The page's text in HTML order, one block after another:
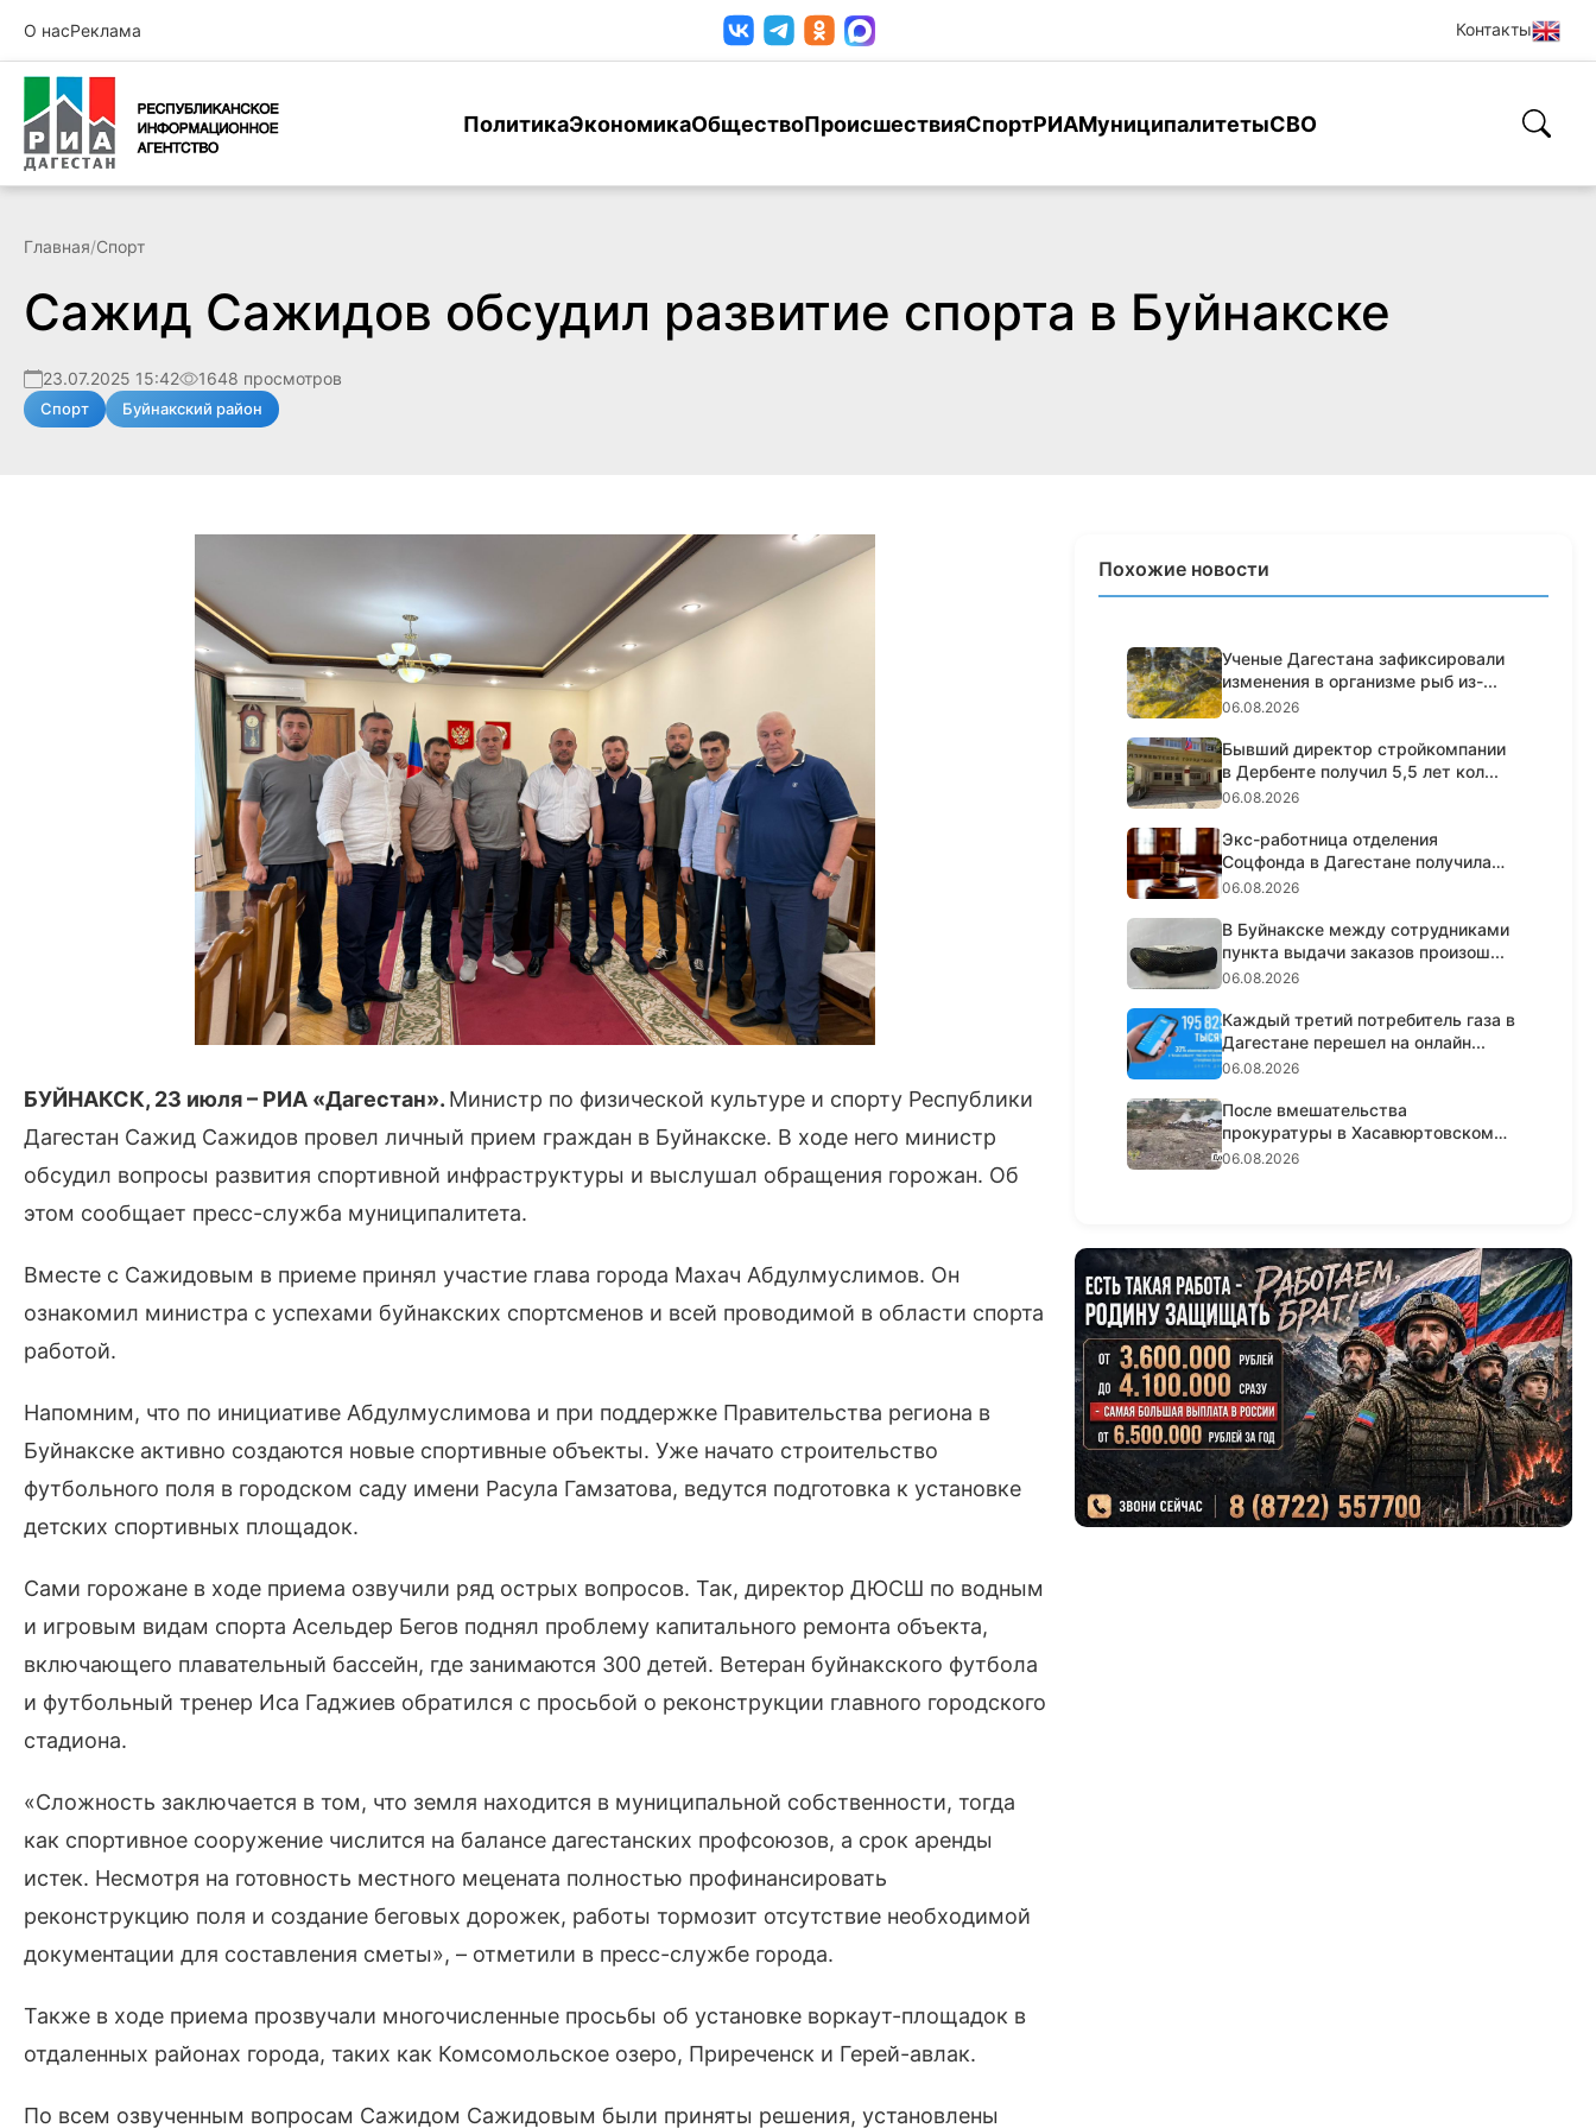
О насРеклама Контакты
ПолитикаЭкономикаОбществоПроисшествияСпортРИАМуниципалитетыСВО
Главная/Спорт
Сажид Сажидов обсудил развитие спорта в Буйнакске
23.07.2025 15:42 1648 просмотров
Спорт Буйнакский район
БУЙНАКСК, 23 июля – РИА «Дагестан». Министр по физической культуре и спорту Республики
Дагестан Сажид Сажидов провел личный прием граждан в Буйнакске. В ходе него министр
обсудил вопросы развития спортивной инфраструктуры и выслушал обращения горожан. Об
этом сообщает пресс-служба муниципалитета.
Вместе с Сажидовым в приеме принял участие глава города Махач Абдулмуслимов. Он
ознакомил министра с успехами буйнакских спортсменов и всей проводимой в области спорта
работой.
Напомним, что по инициативе Абдулмуслимова и при поддержке Правительства региона в
Буйнакске активно создаются новые спортивные объекты. Уже начато строительство
футбольного поля в городском саду имени Расула Гамзатова, ведутся подготовка к установке
детских спортивных площадок.
Сами горожане в ходе приема озвучили ряд острых вопросов. Так, директор ДЮСШ по водным
и игровым видам спорта Асельдер Бегов поднял проблему капитального ремонта объекта,
включающего плавательный бассейн, где занимаются 300 детей. Ветеран буйнакского футбола
и футбольный тренер Иса Гаджиев обратился с просьбой о реконструкции главного городского
стадиона.
«Сложность заключается в том, что земля находится в муниципальной собственности, тогда
как спортивное сооружение числится на балансе дагестанских профсоюзов, а срок аренды
истек. Несмотря на готовность местного мецената полностью профинансировать
реконструкцию поля и создание беговых дорожек, работы тормозит отсутствие необходимой
документации для составления сметы», – отметили в пресс-службе города.
Также в ходе приема прозвучали многочисленные просьбы об установке воркаут-площадок в
отдаленных районах города, таких как Комсомольское озеро, Приреченск и Герей-авлак.
По всем озвученным вопросам Сажидом Сажидовым были приняты решения, установлены
Похожие новости
Ученые Дагестана зафиксировали
изменения в организме рыб из-...
06.08.2026
Бывший директор стройкомпании
в Дербенте получил 5,5 лет кол...
06.08.2026
Экс-работница отделения
Соцфонда в Дагестане получила
срок з...
06.08.2026
В Буйнакске между сотрудниками
пункта выдачи заказов произош...
06.08.2026
Каждый третий потребитель газа в
Дагестане перешел на онлайн...
06.08.2026
После вмешательства
прокуратуры в Хасавюртовском
районе ликв...
06.08.2026